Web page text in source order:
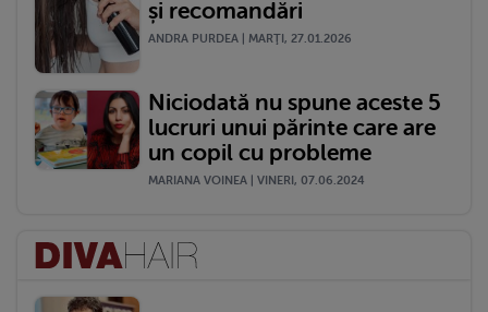
și recomandări
ANDRA PURDEA | MARŢI, 27.01.2026
Niciodată nu spune aceste 5
lucruri unui părinte care are
un copil cu probleme
MARIANA VOINEA | VINERI, 07.06.2024